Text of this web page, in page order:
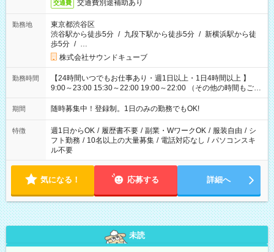
交通費 交通費別途補助あり
勤務地
東京都渋谷区
渋谷駅から徒歩5分 / 九段下駅から徒歩5分 / 新横浜駅から徒
歩5分 / …
株式会社サウンドキューブ
勤務時間
【24時間いつでもお仕事あり・週1日以上・1日4時間以上 】
9:00～23:00 15:30～22:00 19:00～22:00 （その他の時間もござ
います！） 19:00～23:30 21:00～翌5:00 etc... ＊上記シフトは
一例です。現場により、時間が異なります！ ＊イベントが早く
期間 随時募集中！登録制。1日のみの勤務でもOK!
特徴 週1日からOK / 履歴書不要 / 副業・WワークOK / 服装自由 / シ
フト勤務 / 10名以上の大量募集 / 電話対応なし / パソコンスキ
ル不要
気になる！ 応募する 詳細へ
未読